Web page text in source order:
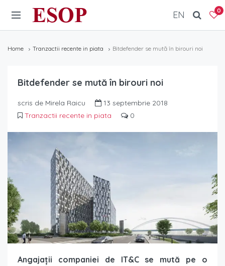
ESOP 0
EN
Home Tranzactii recente in piata Bitdefender se mută în birouri noi
Bitdefender se mută în birouri noi
scris de Mirela Raicu
13 septembrie 2018
Tranzactii recente in piata
0
Angajații companiei de IT&C se mută pe o